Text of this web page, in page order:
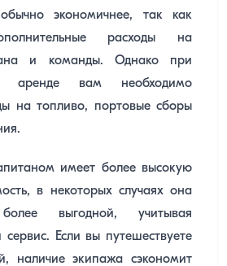
обычно экономичнее, так как
расходы на
и команды. Однако при
аренде вам необходимо
на топливо, портовые сборы
имеет более высокую
в некоторых случаях она
выгодной, учитывая
сервис. Если вы путешествуете
наличие экипажа сэкономит